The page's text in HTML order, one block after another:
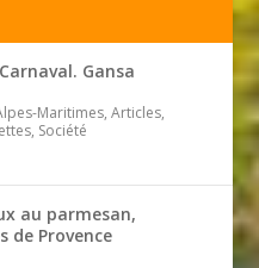
Gansa
Maritimes, Articles,
Société
au parmesan,
de Provence